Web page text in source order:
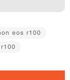
eos r100